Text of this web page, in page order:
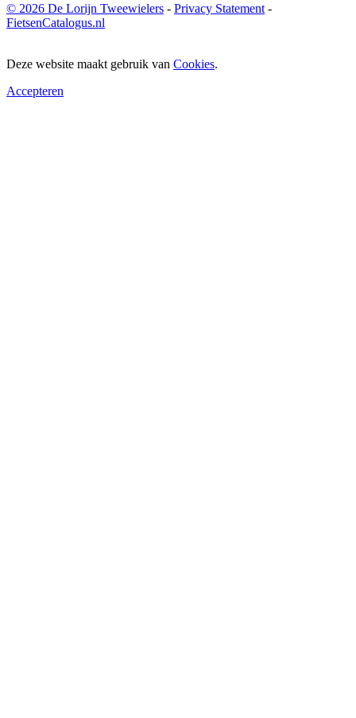
© 2026 De Lorijn Tweewielers - Privacy Statement -
FietsenCatalogus.nl
Deze website maakt gebruik van Cookies.
Accepteren